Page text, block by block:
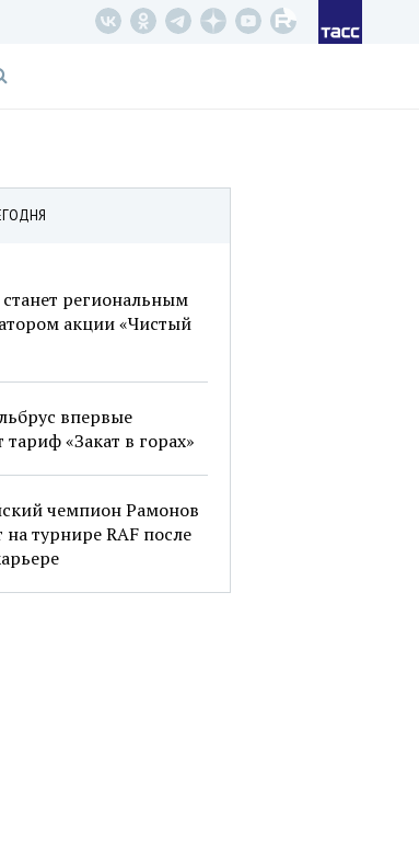
станет региональным
акции «Чистый
впервые
тариф «Закат в горах»
чемпион Рамонов
на турнире RAF после